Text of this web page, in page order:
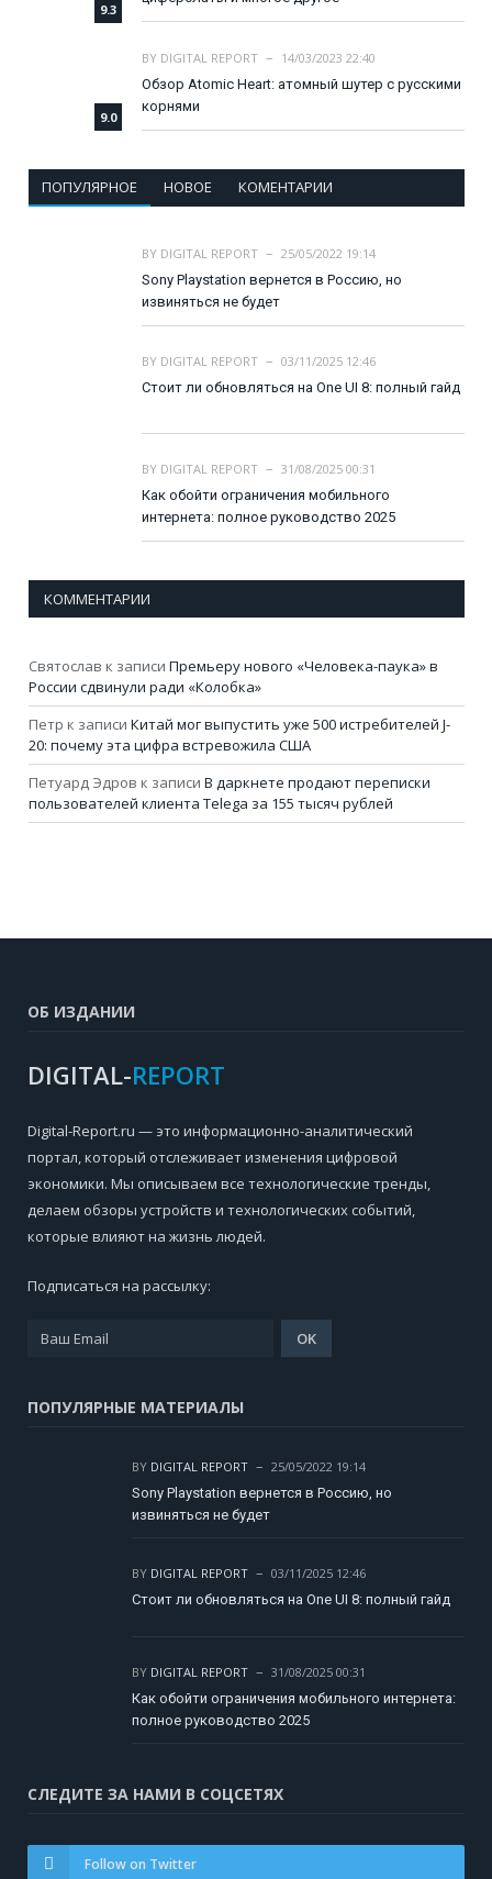
9.3
9.0
BY DIGITAL REPORT
14/03/2023 22:40
Обзор Atomic Heart: атомный шутер с русскими
корнями
ПОПУЛЯРНОЕ НОВОЕ КОМЕНТАРИИ
BY DIGITAL REPORT
25/05/2022 19:14
Sony Playstation вернется в Россию, но
извиняться не будет
BY DIGITAL REPORT
03/11/2025 12:46
Стоит ли обновляться на One UI 8: полный гайд
BY DIGITAL REPORT
31/08/2025 00:31
Как обойти ограничения мобильного
интернета: полное руководство 2025
КОММЕНТАРИИ
Святослав к записи Премьеру нового «Человека-паука» в
России сдвинули ради «Колобка»
Петр к записи Китай мог выпустить уже 500 истребителей J-
20: почему эта цифра встревожила США
Петуард Эдров к записи В даркнете продают переписки
пользователей клиента Telega за 155 тысяч рублей
ОБ ИЗДАНИИ
DIGITAL-REPORT
Digital-Report.ru — это информационно-аналитический
портал, который отслеживает изменения цифровой
экономики. Мы описываем все технологические тренды,
делаем обзоры устройств и технологических событий,
которые влияют на жизнь людей.
Подписаться на рассылку:
ПОПУЛЯРНЫЕ МАТЕРИАЛЫ
BY DIGITAL REPORT
25/05/2022 19:14
Sony Playstation вернется в Россию, но
извиняться не будет
BY DIGITAL REPORT
03/11/2025 12:46
Стоит ли обновляться на One UI 8: полный гайд
BY DIGITAL REPORT
31/08/2025 00:31
Как обойти ограничения мобильного интернета:
полное руководство 2025
СЛЕДИТЕ ЗА НАМИ В СОЦСЕТЯХ
Follow on Twitter